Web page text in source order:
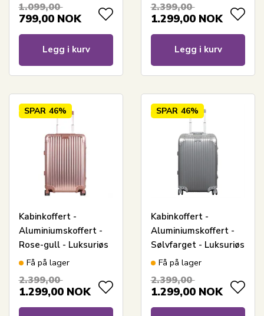
1.099,00
799,00 NOK
Legg i kurv
2.399,00
1.299,00 NOK
Legg i kurv
SPAR 46%
Kabinkoffert -
Aluminiumskoffert -
Rose-gull - Luksuriøs
trolley med TSA-lås -
Få på lager
2.399,00
1.299,00 NOK
SPAR 46%
Kabinkoffert -
Aluminiumskoffert -
Sølvfarget - Luksuriøs
trillekoffert med
Få på lager
2.399,00
1.299,00 NOK